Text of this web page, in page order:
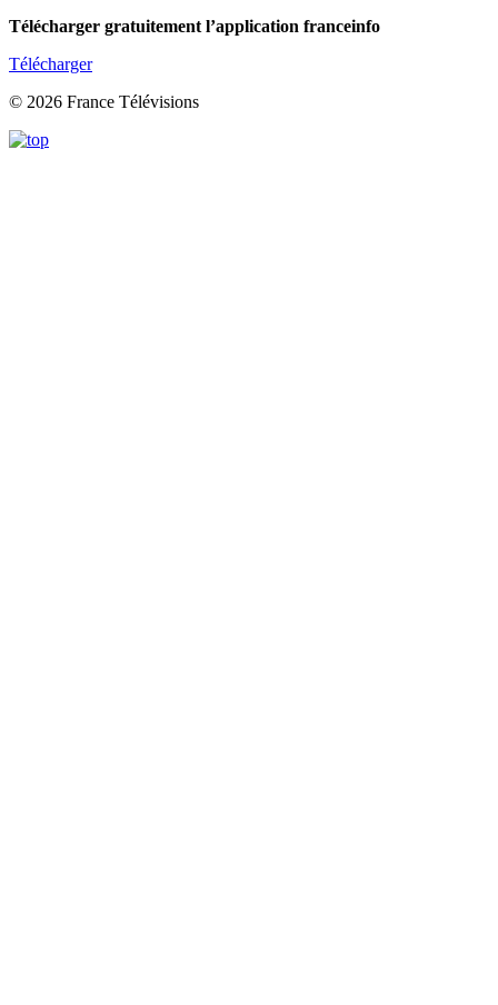
Télécharger gratuitement l’application franceinfo
Télécharger
© 2026 France Télévisions